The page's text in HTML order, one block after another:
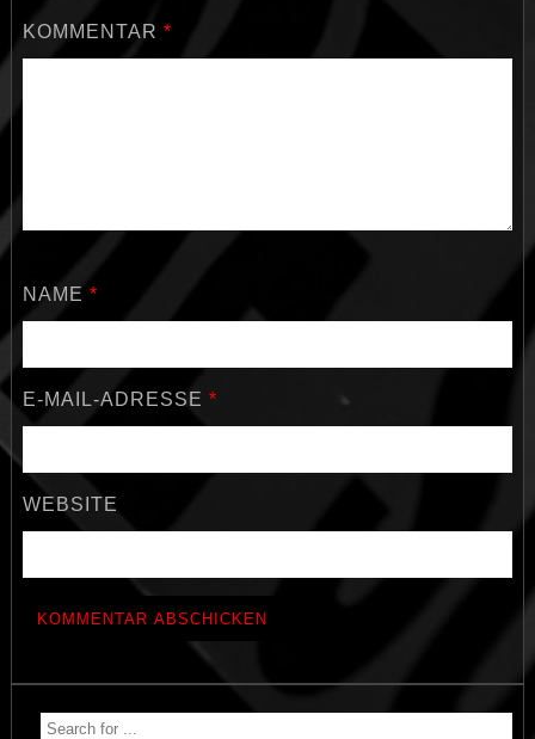
KOMMENTAR *
NAME *
E-MAIL-ADRESSE *
WEBSITE